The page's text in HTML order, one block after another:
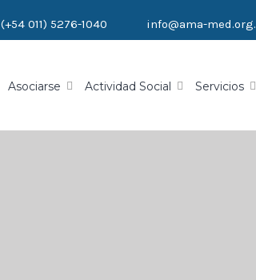
(+54 011) 5276-1040 info@ama-
Asociarse Actividad Social Servicios